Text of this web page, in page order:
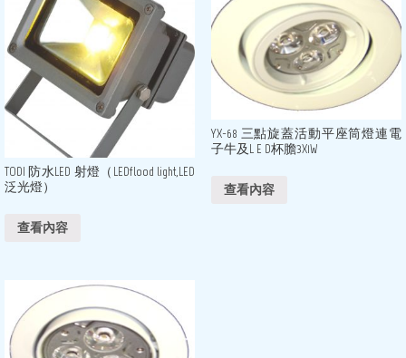
TODI 防水LED 射燈（LEDflood light,LED
泛光燈）
查看內容
YX-68 三點旋蓋活動平座筒燈連電
子牛及L E D杯膽3X1W
查看內容